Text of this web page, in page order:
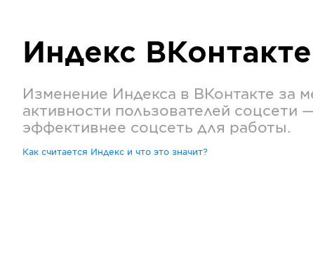
Индекс ВКонтакте
Изменение Индекса в ВКонтакте за
активности пользователей соцсети
эффективнее соцсеть для работы.
Как считается Индекс и что это значит?